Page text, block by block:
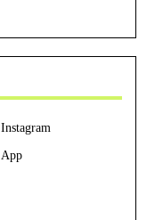
Instagram
App